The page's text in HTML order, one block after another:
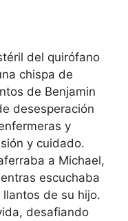
del quirófano
chispa de
de Benjamin
desesperación
y
y cuidado.
a Michael,
escuchaba
de su hijo.
desafiando